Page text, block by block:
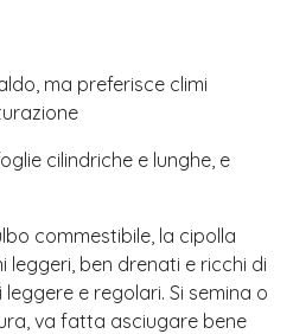
ma preferisce climi
cilindriche e lunghe, e
commestibile, la cipolla
ben drenati e ricchi di
e regolari. Si semina o
va fatta asciugare bene